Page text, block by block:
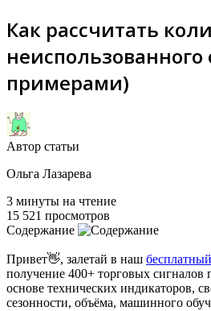
Как рассчитать
неиспользованного
примерами)
Автор статьи
Ольга Лазарева
3 минуты на чтение
15 521 просмотров
Содержание
Привет👋, залетай в наш
получение 400+ торговых
основе технических индикаторов,
сезонности, объёма, машинного